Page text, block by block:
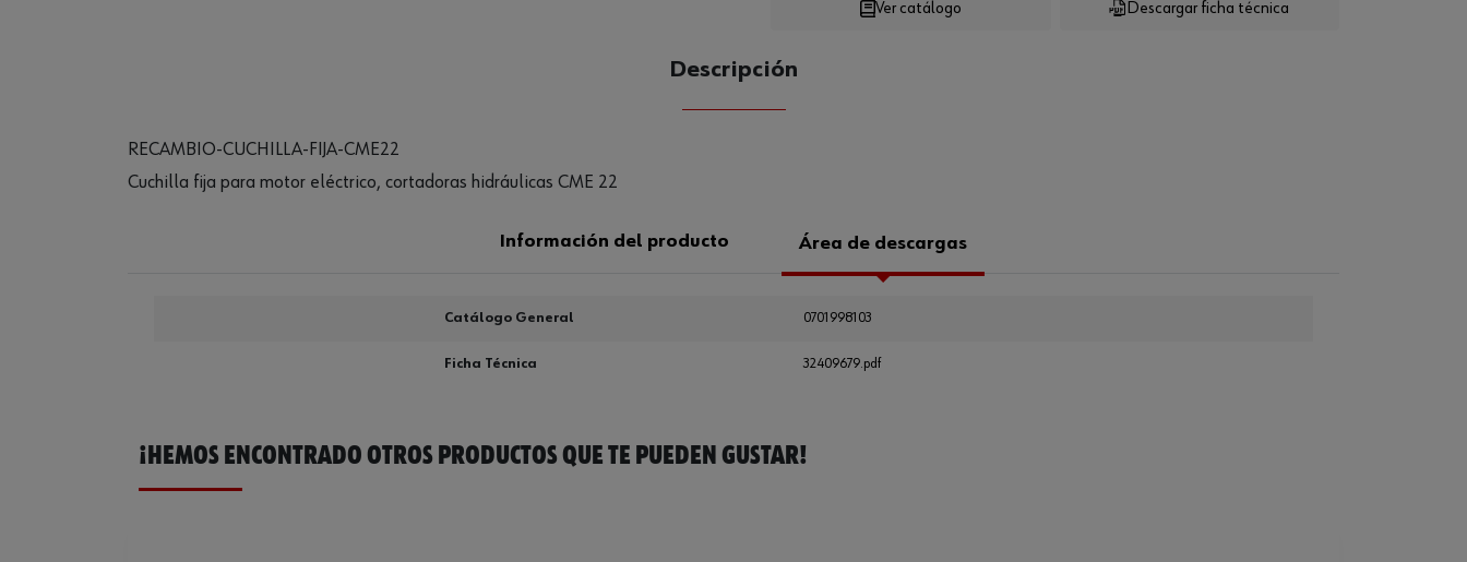
CANTIDAD
Descargar ficha técnica
Ver catálogo
Descripción
RECAMBIO-CUCHILLA-FIJA-CME22
Cuchilla fija para motor eléctrico, cortadoras hidráulicas CME 22
Información del producto Área de descargas
Catálogo General 0701998103
Ficha Técnica 32409679.pdf
¡HEMOS ENCONTRADO OTROS PRODUCTOS QUE TE PUEDEN GUSTAR!